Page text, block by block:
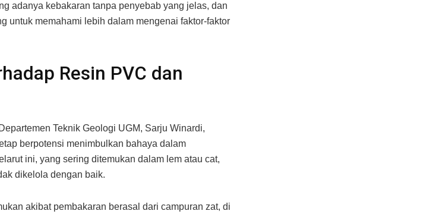
adanya kebakaran tanpa penyebab yang jelas, dan
untuk memahami lebih dalam mengenai faktor-faktor
Resin PVC dan
Teknik Geologi UGM, Sarju Winardi,
berpotensi menimbulkan bahaya dalam
ini, yang sering ditemukan dalam lem atau cat,
dikelola dengan baik.
akibat pembakaran berasal dari campuran zat, di